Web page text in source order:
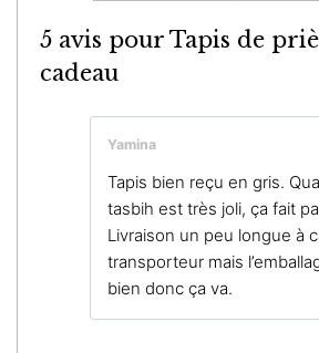
5 avis pour Tapis de
cadeau
Yamina
Tapis bien reçu en gris.
tasbih est très joli, ça fait
Livraison un peu longue à
transporteur mais
bien donc ça va.